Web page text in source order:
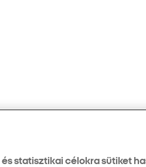
statisztikai célokra sütiket